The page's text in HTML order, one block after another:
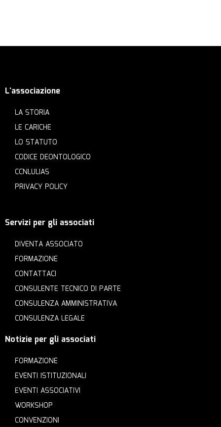
L'associazione
LA STORIA
LE CARICHE
LO STATUTO
CODICE DEONTOLOGICO
CCNLULIAS
PRIVACY POLICY
Servizi per gli associati
DIVENTA ASSOCIATO
FORMAZIONE
CONTATTACI
CONSULENTE TECNICO DI PARTE
CONSULENZA AMMINISTRATIVA
CONSULENZA LEGALE
Notizie per gli associati
FORMAZIONE
EVENTI ISTITUZIONALI
EVENTI ASSOCIATIVI
WORKSHOP
CONVENZIONI